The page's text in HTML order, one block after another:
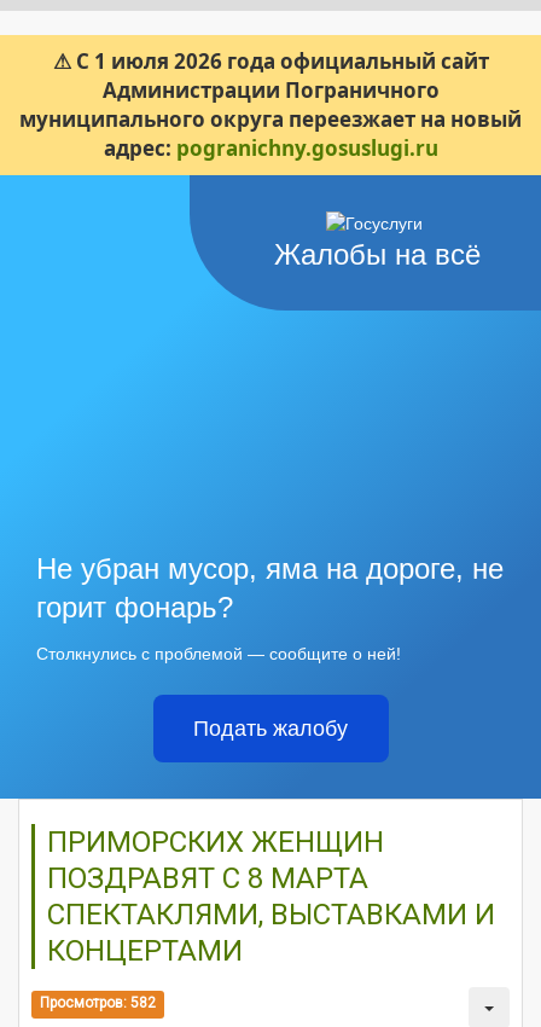
⚠ С 1 июля 2026 года официальный сайт
Администрации Пограничного
муниципального округа переезжает на новый
адрес: pogranichny.gosuslugi.ru
Жалобы на всё
Не убран мусор, яма на дороге, не
горит фонарь?
Столкнулись с проблемой — сообщите о ней!
Подать жалобу
ПРИМОРСКИХ ЖЕНЩИН
ПОЗДРАВЯТ С 8 МАРТА
СПЕКТАКЛЯМИ, ВЫСТАВКАМИ И
КОНЦЕРТАМИ
Просмотров: 582